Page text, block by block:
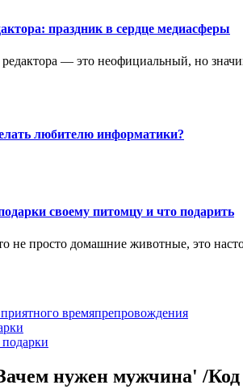
праздник в сердце медиасферы
редактора — это неофициальный, но
любителю информатики?
своему питомцу и что подарить
не просто домашние животные, это
времяпрепровождения
нужен мужчина' /Код